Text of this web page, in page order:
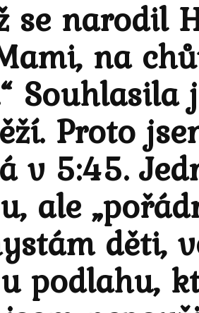
se narodil
na
Souhlasila
Proto
v 5:45.
ale
děti,
podlahu,